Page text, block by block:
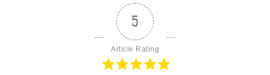
5
Article Rating